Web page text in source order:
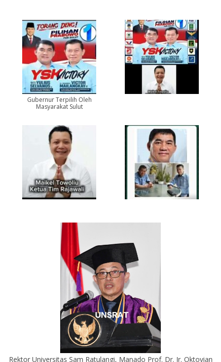
Gubernur Terpilih Oleh
Masyarakat Sulut
Rektor Universitas Sam Ratulangi, Manado Prof. Dr. Ir. Oktovian